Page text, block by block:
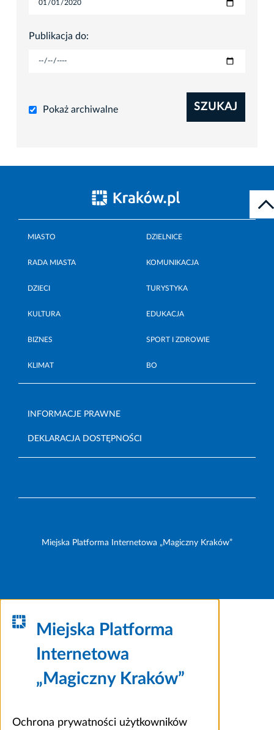
Publikacja do:
Pokaż archiwalne SZUKAJ
MIASTO DZIELNICE
RADA MIASTA KOMUNIKACJA
DZIECI TURYSTYKA
KULTURA EDUKACJA
BIZNES SPORT I ZDROWIE
KLIMAT BO
INFORMACJE PRAWNE
DEKLARACJA DOSTĘPNOŚCI
Miejska Platforma Internetowa „Magiczny Kraków”
Miejska Platforma
Internetowa
„Magiczny Kraków”
Ochrona prywatności użytkowników